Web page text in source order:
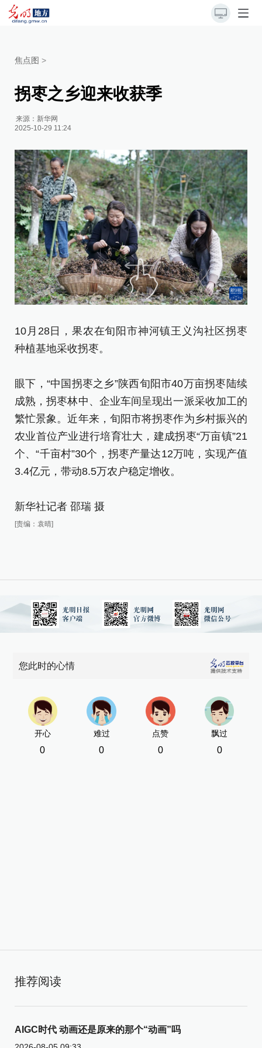
焦点图 >
拐枣之乡迎来收获季
来源： 新华网
2025-10-29 11:24
10月28日，果农在旬阳市神河镇王义沟社区拐枣
种植基地采收拐枣。
眼下，“中国拐枣之乡”陕西旬阳市40万亩拐枣陆续
成熟，拐枣林中、企业车间呈现出一派采收加工的
繁忙景象。近年来，旬阳市将拐枣作为乡村振兴的
农业首位产业进行培育壮大，建成拐枣“万亩镇”21
个、“千亩村”30个，拐枣产量达12万吨，实现产值
3.4亿元，带动8.5万农户稳定增收。
新华社记者 邵瑞 摄
[责编：袁晴]
您此时的心情
开心
0
难过
0
点赞
0
飘过
0
推荐阅读
AIGC时代 动画还是原来的那个“动画”吗